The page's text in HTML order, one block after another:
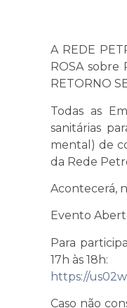
A REDE
ROSA sobre
RETORNO
Todas as
sanitárias
mental) de
da Rede
Acontecerá,
Evento
Para
17h às 18h:
https://
Caso não